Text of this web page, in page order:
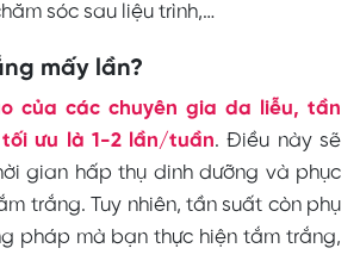
sóc sau liệu trình,…
mấy lần?
của các chuyên gia da liễu, tần
ưu là 1-2 lần/tuần. Điều này sẽ
gian hấp thụ dinh dưỡng và phục
trắng. Tuy nhiên, tần suất còn phụ
pháp mà bạn thực hiện tắm trắng,